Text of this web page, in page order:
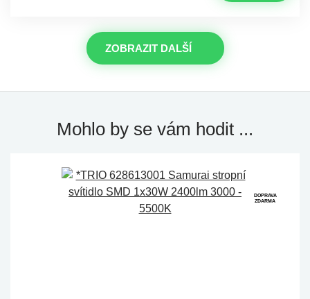
ZOBRAZIT DALŠÍ
Mohlo by se vám hodit ...
DOPRAVA
ZDARMA